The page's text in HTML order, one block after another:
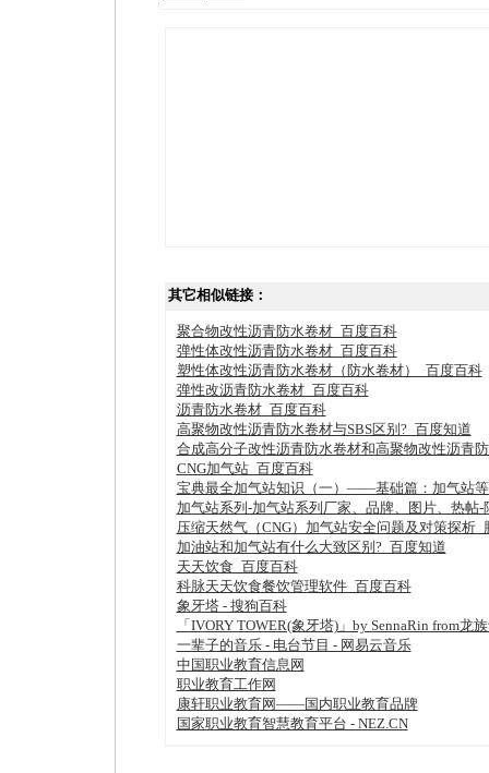
其它相似链接：
聚合物改性沥青防水卷材_百度百科
弹性体改性沥青防水卷材_百度百科
塑性体改性沥青防水卷材（防水卷材）_百度百科
弹性改沥青防水卷材_百度百科
沥青防水卷材_百度百科
高聚物改性沥青防水卷材与SBS区别?_百度知道
合成高分子改性沥青防水卷材和高聚物改性沥青
CNG加气站_百度百科
宝典最全加气站知识（一）——基础篇：加气站
加气站系列-加气站系列厂家、品牌、图片、热帖-
压缩天然气（CNG）加气站安全问题及对策探析_
加油站和加气站有什么大致区别?_百度知道
天天饮食_百度百科
科脉天天饮食餐饮管理软件_百度百科
象牙塔 - 搜狗百科
「IVORY TOWER(象牙塔)」by SennaRin from
一辈子的音乐 - 电台节目 - 网易云音乐
中国职业教育信息网
职业教育工作网
康轩职业教育网——国内职业教育品牌
国家职业教育智慧教育平台 - NEZ.CN